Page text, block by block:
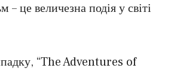
– це величезна подія у світі
“The Adventures of